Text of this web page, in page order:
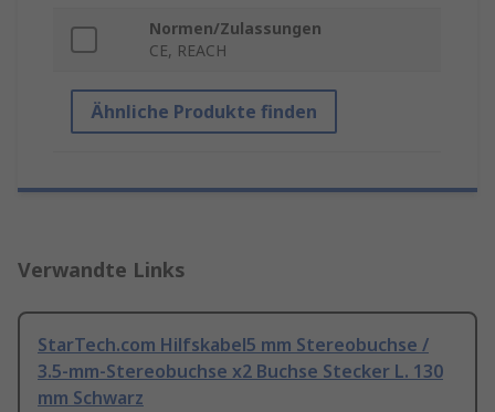
Normen/Zulassungen
CE, REACH
Ähnliche Produkte finden
Verwandte Links
StarTech.com Hilfskabel5 mm Stereobuchse /
3.5-mm-Stereobuchse x2 Buchse Stecker L. 130
mm Schwarz